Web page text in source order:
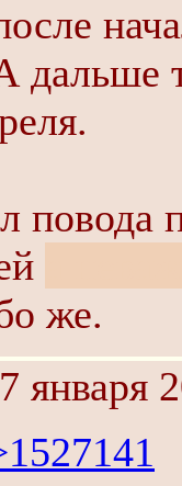
дальше
повода
же.
января